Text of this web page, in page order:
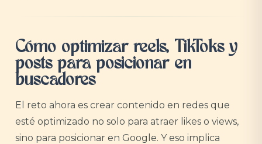
Cómo optimizar reels, TikToks y
posts para posicionar en
buscadores
El reto ahora es crear contenido en redes que
esté optimizado no solo para atraer likes o views,
sino para posicionar en Google. Y eso implica